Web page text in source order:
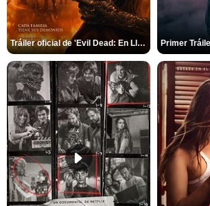
Tráiler oficial de 'Evil Dead: En Llamas'